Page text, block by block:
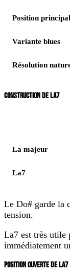
Position
Variante blues
Résolution
CONSTRUCTION DE LA7
La majeur
La7
Le Do# garde la
tension.
La7 est très utile
immédiatement
POSITION OUVERTE DE LA7